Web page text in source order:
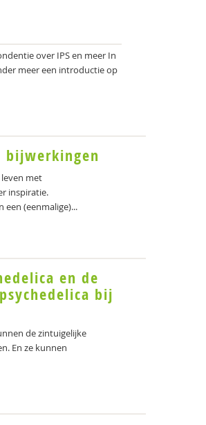
over IPS en meer In
meer een introductie op
bijwerkingen
met
inspiratie.
een (eenmalige)...
en de
bij
de zintuigelijke
En ze kunnen